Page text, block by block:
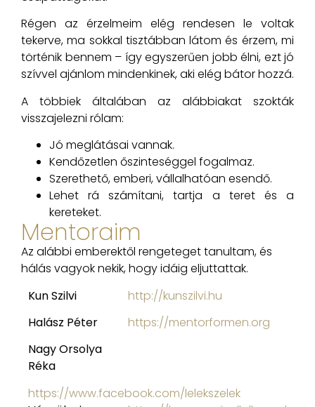
Régen az érzelmeim elég rendesen le voltak
tekerve, ma sokkal tisztábban látom és érzem, mi
történik bennem – így egyszerűen jobb élni, ezt jó
szívvel ajánlom mindenkinek, aki elég bátor hozzá.
A többiek általában az alábbiakat szokták
visszajelezni rólam:
Jó meglátásai vannak.
Kendőzetlen őszinteséggel fogalmaz.
Szerethető, emberi, vállalhatóan esendő.
Lehet rá számítani, tartja a teret és a
kereteket.
Mentoraim
Az alábbi emberektől rengeteget tanultam, és
hálás vagyok nekik, hogy idáig eljuttattak.
Kun Szilvi
http://kunszilvi.hu
Halász Péter
https://mentorformen.org
Nagy Orsolya
Réka
https://www.facebook.com/lelekszelek